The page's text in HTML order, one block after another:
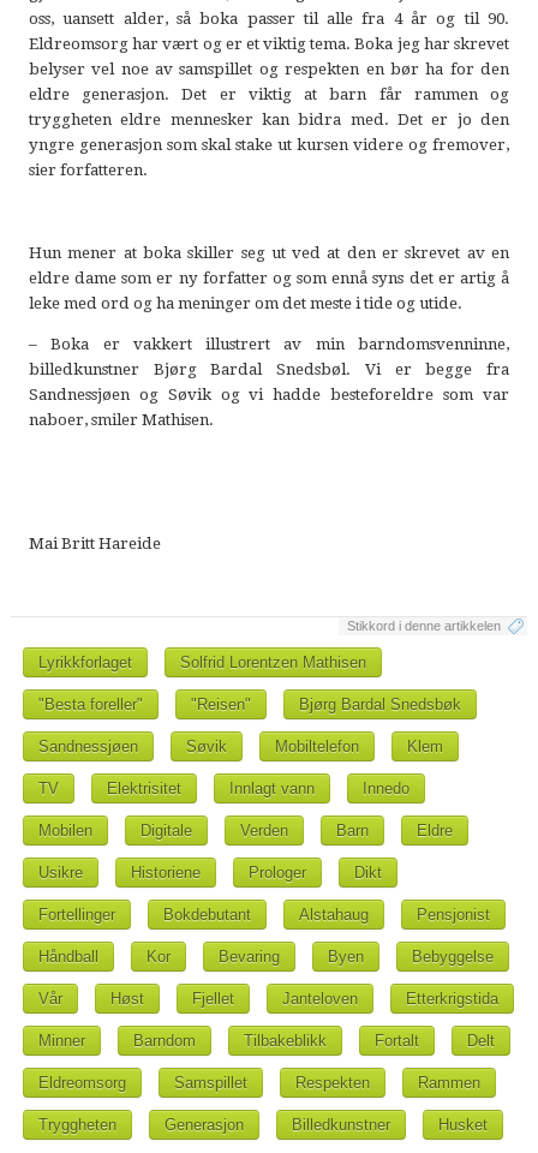
oss, uansett alder, så boka passer til alle fra 4 år og til 90.
Eldreomsorg har vært og er et viktig tema. Boka jeg har skrevet
belyser vel noe av samspillet og respekten en bør ha for den
eldre generasjon. Det er viktig at barn får rammen og
tryggheten eldre mennesker kan bidra med. Det er jo den
yngre generasjon som skal stake ut kursen videre og fremover,
sier forfatteren.
Hun mener at boka skiller seg ut ved at den er skrevet av en
eldre dame som er ny forfatter og som ennå syns det er artig å
leke med ord og ha meninger om det meste i tide og utide.
– Boka er vakkert illustrert av min barndomsvenninne,
billedkunstner Bjørg Bardal Snedsbøl. Vi er begge fra
Sandnessjøen og Søvik og vi hadde besteforeldre som var
naboer, smiler Mathisen.
Mai Britt Hareide
Stikkord i denne artikkelen
Lyrikkforlaget Solfrid Lorentzen Mathisen
"Besta foreller" "Reisen" Bjørg Bardal Snedsbøk
Sandnessjøen Søvik Mobiltelefon Klem
TV Elektrisitet Innlagt vann Innedo
Mobilen Digitale Verden Barn Eldre
Usikre Historiene Prologer Dikt
Fortellinger Bokdebutant Alstahaug Pensjonist
Håndball Kor Bevaring Byen Bebyggelse
Vår Høst Fjellet Janteloven Etterkrigstida
Minner Barndom Tilbakeblikk Fortalt Delt
Eldreomsorg Samspillet Respekten Rammen
Tryggheten Generasjon Billedkunstner Husket